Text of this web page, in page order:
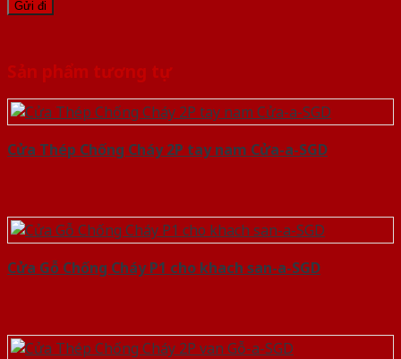
Sản phẩm tương tự
Cửa Thép Chống Cháy 2P tay nam Cửa-a-SGD
Cửa Gỗ Chống Cháy P1 cho khach san-a-SGD